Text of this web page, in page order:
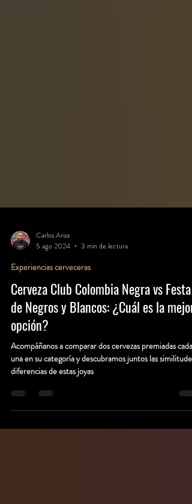
Carlos Ariza
Experiencias cerveceras
Cerveza Club Colombia Negra vs Festa
de Negros y Blancos: ¿Cuál es la mejor
opción?
Acompáñanos a comparar dos cervezas premiadas cada
una en su categoría y descubramos juntos las similitudes